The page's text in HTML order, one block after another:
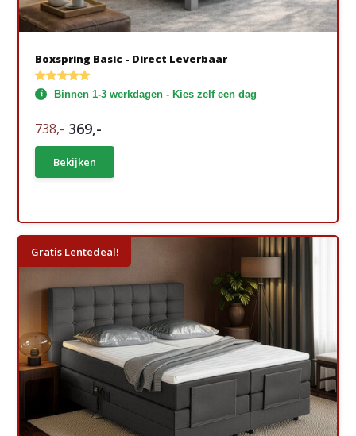
Boxspring Basic - Direct Leverbaar
Binnen 1-3 werkdagen - Kies zelf een dag
738,- 369,-
Bekijken
Gratis Lentedeal!